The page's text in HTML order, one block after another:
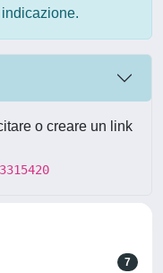
o creare un link
7